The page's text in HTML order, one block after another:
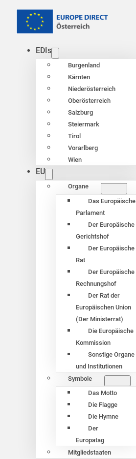
EDIs
Burgenland
Kärnten
Niederösterreich
Oberösterreich
Salzburg
Steiermark
Tirol
Vorarlberg
Wien
EU
Organe
Das Europäische
Parlament
Der Europäische
Gerichtshof
Der Europäische
Rat
Der Europäische
Rechnungshof
Der Rat der
Europäischen Union
(Der Ministerrat)
Die Europäische
Kommission
Sonstige Organe
und Institutionen
Symbole
Das Motto
Die Flagge
Die Hymne
Der
Europatag
Mitgliedstaaten